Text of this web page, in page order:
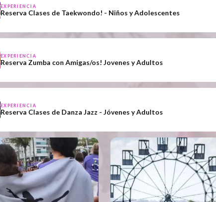
EXPERIENCIA
Reserva Zumba con Amigas/os! Jovenes y Adultos
EXPERIENCIA
Reserva Clases de Taekwondo! - Niños y Adolescentes
EXPERIENCIA
Reserva Clases de Danza Jazz - Jóvenes y Adultos